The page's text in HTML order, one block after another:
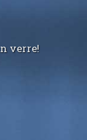
verre!